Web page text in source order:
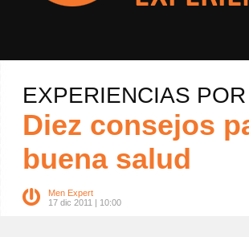
EXPERIENCIAS
Diez consejos
buena salud
Men Expert
17 dic 2011 | 10:00